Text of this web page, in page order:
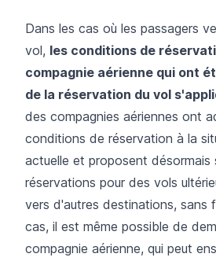
Dans les cas où les passagers
vol, les conditions de
compagnie aérienne qui ont
de la réservation du vol
des compagnies aériennes ont
conditions de réservation à la
actuelle et proposent
réservations pour des vols
vers d'autres destinations, sans
cas, il est même possible de
compagnie aérienne, qui peut